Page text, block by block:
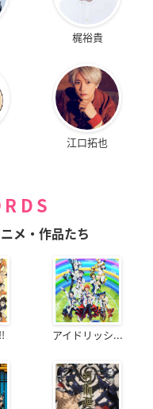
梶裕貴
江口拓也
メ・作品たち
アイドリッシ...